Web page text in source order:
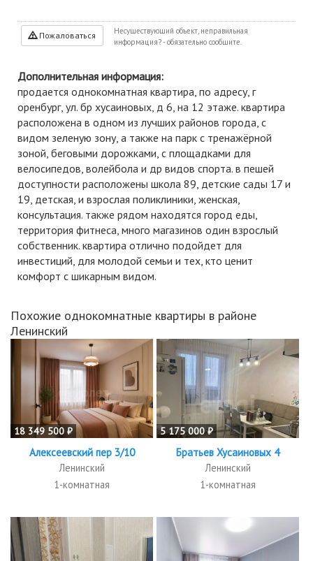
Пожаловаться
Несуществующий объект, неправильная
информация? - обязательно сообщите.
Дополнительная информация:
продается однокомнатная квартира, по адресу, г
оренбург, ул. бр хусаиновых, д 6, на 12 этаже. квартира
расположена в одном из лучших районов города, с
видом зеленую зону, а также на парк с тренажёрной
зоной, беговыми дорожками, с площадками для
велосипедов, волейбола и др видов спорта. в пешей
доступности расположены школа 89, детские сады 17 и
19, детская, и взрослая поликлиники, женская,
консультация. также рядом находятся город еды,
территория фитнеса, много магазинов один взрослый
собственник. квартира отлично подойдет для
инвестиций, для молодой семьи и тех, кто ценит
комфорт с шикарным видом.
Похожие однокомнатные квартиры в районе
Ленинский
18 349 500 ₽
Алексеевский пер 3/10
Ленинский
1-комнатная
5 175 000 ₽
Братьев Хусаиновых 4
Ленинский
1-комнатная